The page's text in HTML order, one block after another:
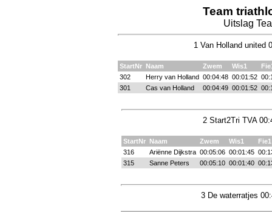
Team
Uitslag
1 Van Holland united
StartNr Naam Zwem Wis1
302
Herry van Holland 00:04:48 00:01:52
301
Cas van Holland 00:04:49 00:01:52
2 Start2Tri TVA
StartNr Naam Zwem Wis1
Fie1
316
Ariënne Dijkstra 00:05:06 00:01:45
315
Sanne Peters 00:05:10 00:01:40
3 De waterratjes